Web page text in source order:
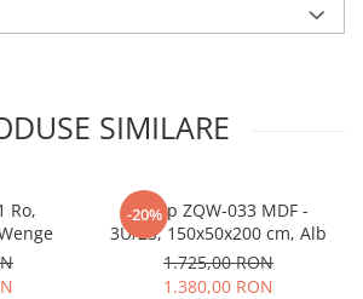
SIMILARE
Ro,
-20%
Dulap ZQW-033 MDF -
3U/2S, 150x50x200 cm, Alb
1.725,00 RON
1.380,00 RON